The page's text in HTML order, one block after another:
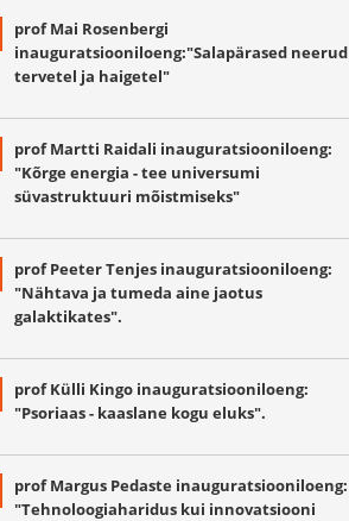
prof Mai Rosenbergi
inauguratsiooniloeng:"Salapärased neerud
tervetel ja haigetel"
prof Martti Raidali inauguratsiooniloeng:
"Kõrge energia - tee universumi
süvastruktuuri mõistmiseks"
prof Peeter Tenjes inauguratsiooniloeng:
"Nähtava ja tumeda aine jaotus
galaktikates".
prof Külli Kingo inauguratsiooniloeng:
"Psoriaas - kaaslane kogu eluks".
prof Margus Pedaste inauguratsiooniloeng:
"Tehnoloogiaharidus kui innovatsiooni